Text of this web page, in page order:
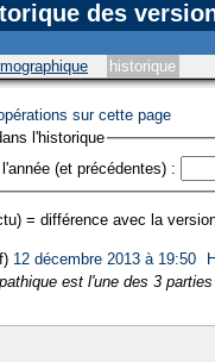
des
historique
sur cette page
l'historique
(et précédentes) :
= différence avec la
12 décembre 2013 à 19:50‎
est l'une des 3